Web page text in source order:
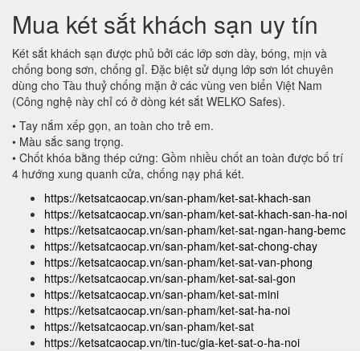
Mua két sắt khách sạn uy tín
Két sắt khách sạn được phủ bởi các lớp sơn dày, bóng, mịn và
chống bong sơn, chống gỉ. Đặc biệt sử dụng lớp sơn lót chuyên
dùng cho Tàu thuỷ chống mặn ở các vùng ven biển Việt Nam
(Công nghệ này chỉ có ở dòng két sắt WELKO Safes).
• Tay nắm xếp gọn, an toàn cho trẻ em.
• Màu sắc sang trọng.
• Chốt khóa bằng thép cứng: Gồm nhiều chốt an toàn được bố trí
4 hướng xung quanh cửa, chống nạy phá két.
https://ketsatcaocap.vn/san-pham/ket-sat-khach-san
https://ketsatcaocap.vn/san-pham/ket-sat-khach-san-ha-noi
https://ketsatcaocap.vn/san-pham/ket-sat-ngan-hang-bemc
https://ketsatcaocap.vn/san-pham/ket-sat-chong-chay
https://ketsatcaocap.vn/san-pham/ket-sat-van-phong
https://ketsatcaocap.vn/san-pham/ket-sat-sai-gon
https://ketsatcaocap.vn/san-pham/ket-sat-mini
https://ketsatcaocap.vn/san-pham/ket-sat-ha-noi
https://ketsatcaocap.vn/san-pham/ket-sat
https://ketsatcaocap.vn/tin-tuc/gia-ket-sat-o-ha-noi